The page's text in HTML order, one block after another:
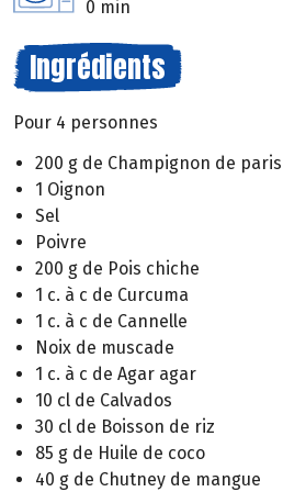
0 min
Ingrédients
Pour 4 personnes
200 g de Champignon de paris
1 Oignon
Sel
Poivre
200 g de Pois chiche
1 c. à c de Curcuma
1 c. à c de Cannelle
Noix de muscade
1 c. à c de Agar agar
10 cl de Calvados
30 cl de Boisson de riz
85 g de Huile de coco
40 g de Chutney de mangue